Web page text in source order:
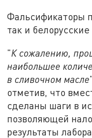
Фальсификаторы
так и
"К сожалению,
наибольшее
в сливочном масле
отметив, что
сделаны шаги в
позволяющей
результаты